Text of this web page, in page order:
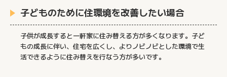
子どものために住環境を改善したい場合
子供が成長すると一軒家に住み替える方が多くなります。子ど
もの成長に伴い、住宅を広くし、よりノビノビとした環境で生
活できるように住み替えを行なう方が多いです。